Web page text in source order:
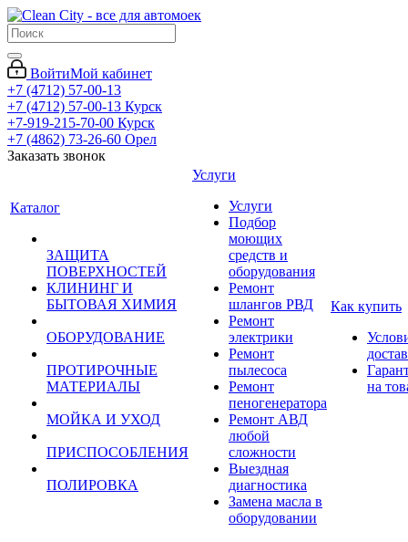
ВойтиМой кабинет
+7 (4712) 57-00-13
+7 (4712) 57-00-13 Курск
+7-919-215-70-00 Курск
+7 (4862) 73-26-60 Орел
Заказать звонок
Каталог
ЗАЩИТА
ПОВЕРХНОСТЕЙ
КЛИНИНГ И
БЫТОВАЯ ХИМИЯ
ОБОРУДОВАНИЕ
ПРОТИРОЧНЫЕ
МАТЕРИАЛЫ
МОЙКА И УХОД
ПРИСПОСОБЛЕНИЯ
ПОЛИРОВКА
Услуги
Услуги
Подбор
моющих
средств и
оборудования
Ремонт
шлангов РВД
Ремонт
электрики
Ремонт
пылесоса
Ремонт
пеногенератора
Ремонт АВД
любой
сложности
Выездная
диагностика
Замена масла в
оборудовании
Как купить
на